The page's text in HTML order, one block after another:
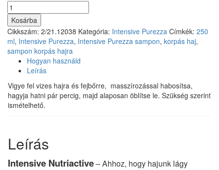
Purezza
Sampon
Korpás
Hajra
–
250
mennyiség
Kosárba
Cikkszám: 2/21.12038 Kategória: Intensive Purezza Címkék: 250
ml, Intensive Purezza, Intensive Purezza sampon, korpás haj,
sampon korpás hajra
Hogyan használd
Leírás
Vigye fel vizes hajra és fejbőrre, masszírozással habosítsa,
hagyja hatni pár percig, majd alaposan öblítse le. Szükség szerint
ismételhető.
Leírás
Intensive Nutriactive– Ahhoz, hogy hajunk lágy